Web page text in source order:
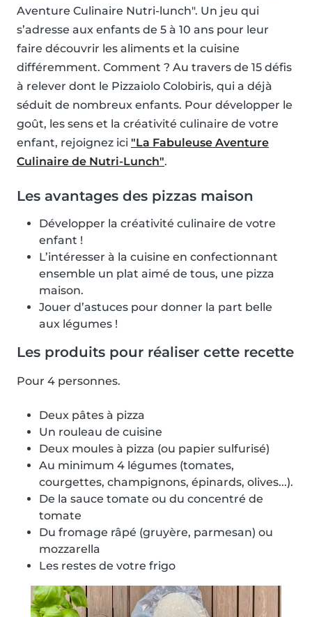
Aventure Culinaire Nutri-lunch". Un jeu qui
s’adresse aux enfants de 5 à 10 ans pour leur
faire découvrir les aliments et la cuisine
différemment. Comment ? Au travers de 15 défis
à relever dont le Pizzaiolo Colobiris, qui a déjà
séduit de nombreux enfants. Pour développer le
goût, les sens et la créativité culinaire de votre
enfant, rejoignez ici "La Fabuleuse Aventure
Culinaire de Nutri-Lunch".
Les avantages des pizzas maison
Développer la créativité culinaire de votre
enfant !
L’intéresser à la cuisine en confectionnant
ensemble un plat aimé de tous, une pizza
maison.
Jouer d’astuces pour donner la part belle
aux légumes !
Les produits pour réaliser cette recette
Pour 4 personnes.
Deux pâtes à pizza
Un rouleau de cuisine
Deux moules à pizza (ou papier sulfurisé)
Au minimum 4 légumes (tomates,
courgettes, champignons, épinards, olives...).
De la sauce tomate ou du concentré de
tomate
Du fromage râpé (gruyère, parmesan) ou
mozzarella
Les restes de votre frigo